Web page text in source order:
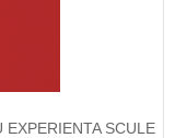
SCULE